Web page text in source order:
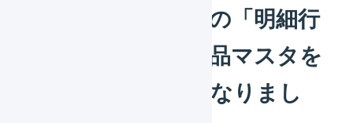
受注伝票のマクロの「明細行
を追加する」で商品マスタを
参照できるようになりまし